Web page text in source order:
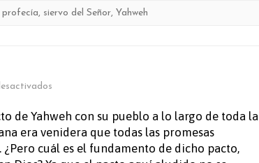
profecía, siervo del Señor, Yahweh
Salmo
111
de Yahweh con su pueblo a lo largo de toda la
era venidera que todas las promesas
cuál es el fundamento de dicho pacto,